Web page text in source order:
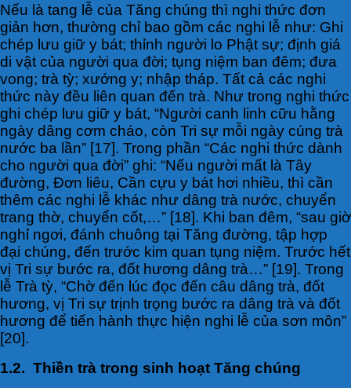
Nếu là tang lễ của Tăng chúng thì nghi thức đơn
giản hơn, thường chỉ bao gồm các nghi lễ như: Ghi
chép lưu giữ y bát; thỉnh người lo Phật sự; định giá
di vật của người qua đời; tụng niệm ban đêm; đưa
vong; trà tỳ; xướng y; nhập tháp. Tất cả các nghi
thức này đều liên quan đến trà. Như trong nghi thức
ghi chép lưu giữ y bát, “Người canh linh cữu hằng
ngày dâng cơm cháo, còn Tri sự mỗi ngày cúng trà
nước ba lần” [17]. Trong phần “Các nghi thức dành
cho người qua đời” ghi: “Nếu người mất là Tây
đường, Đơn liêu, Cần cựu y bát hơi nhiều, thì cần
thêm các nghi lễ khác như dâng trà nước, chuyển
trang thờ, chuyển cốt,…” [18]. Khi ban đêm, “sau giờ
nghỉ ngơi, đánh chuông tại Tăng đường, tập hợp
đại chúng, đến trước kim quan tụng niệm. Trước hết
vị Tri sự bước ra, đốt hương dâng trà…” [19]. Trong
lễ Trà tỳ, “Chờ đến lúc đọc đến câu dâng trà, đốt
hương, vị Tri sự trịnh trọng bước ra dâng trà và đốt
hương để tiến hành thực hiện nghi lễ của sơn môn”
[20].
1.2. Thiền trà trong sinh hoạt Tăng chúng